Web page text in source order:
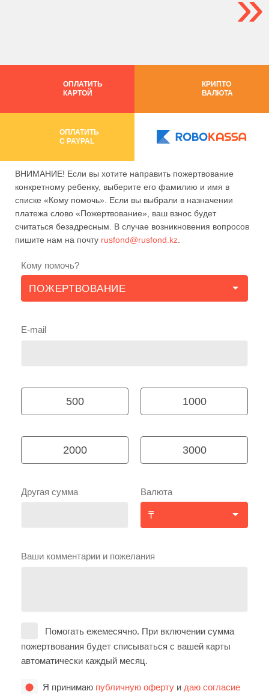
ОПЛАТИТЬ
КАРТОЙ
КРИПТО
ВАЛЮТА
ОПЛАТИТЬ
C PAYPAL
ВНИМАНИЕ! Если вы хотите направить пожертвование
конкретному ребенку, выберите его фамилию и имя в
списке «Кому помочь». Если вы выбрали в назначении
платежа слово «Пожертвование», ваш взнос будет
считаться безадресным. В случае возникновения вопросов
пишите нам на почту rusfond@rusfond.kz
Кому помочь?
E-mail
500 1000
2000 3000
Другая сумма Валюта
Ваши комментарии и пожелания
Помогать ежемесячно. При включении сумма
пожертвования будет списываться с вашей карты
автоматически каждый месяц.
Я принимаю публичную офертуи даю согласие